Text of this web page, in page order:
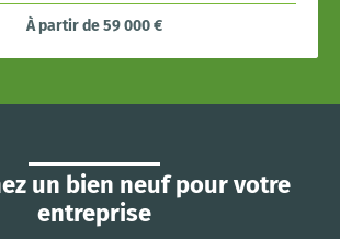
À partir de 59 000 €
un bien neuf pour votre
entreprise